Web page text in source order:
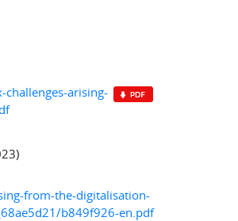
arising-
from-the-digitalisation-
b849f926-en.pdf